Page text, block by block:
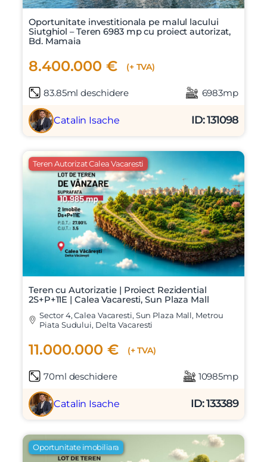
Oportunitate investitionala pe malul lacului
Siutghiol – Teren 6983 mp cu proiect autorizat,
Bd. Mamaia
8.400.000 € (+ TVA)
83.85ml deschidere 6983mp
Catalin Isache ID: 131098
Teren Autorizat Calea Vacaresti
Teren cu Autorizatie | Proiect Rezidential
2S+P+11E | Calea Vacaresti, Sun Plaza Mall
Sector 4, Calea Vacaresti, Sun Plaza Mall, Metrou
Piata Sudului, Delta Vacaresti
11.000.000 € (+ TVA)
70ml deschidere 10985mp
Catalin Isache ID: 133389
Oportunitate imobiliara